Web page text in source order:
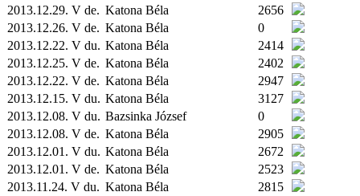
2013.12.29. V de. Katona Béla
2656
2013.12.26. V de. Katona Béla
0
2013.12.22. V du. Katona Béla
2414
2013.12.25. V de. Katona Béla
2402
2013.12.22. V de. Katona Béla
2947
2013.12.15. V du. Katona Béla
3127
2013.12.08. V du. Bazsinka József
0
2013.12.08. V de. Katona Béla
2905
2013.12.01. V du. Katona Béla
2672
2013.12.01. V de. Katona Béla
2523
2013.11.24. V du. Katona Béla
2815